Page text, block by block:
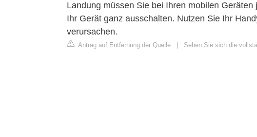
Landung müssen Sie bei Ihren mobilen
Ihr Gerät ganz ausschalten. Nutzen Sie Ihr
verursachen.
Antrag auf Entfernung der Quelle Sehen Sie sich die